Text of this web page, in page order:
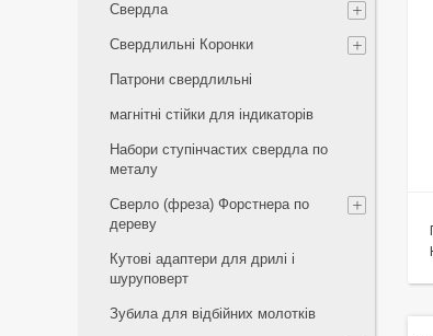
Свердла
Свердлильні Коронки
Патрони свердлильні
магнітні стійки для індикаторів
Набори ступінчастих свердла по
металу
Сверло (фреза) Форстнера по
дереву
Кутові адаптери для дрилі і
шуруповерт
Зубила для відбійних молотків